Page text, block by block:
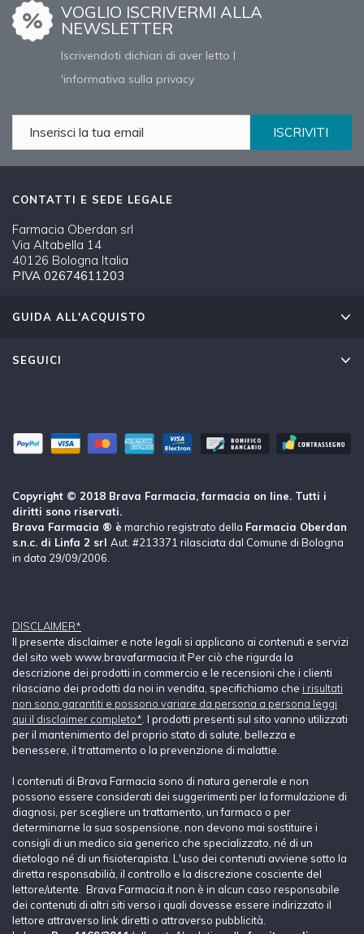
VOGLIO ISCRIVERMI ALLA
NEWSLETTER
Iscrivendoti dichiari di aver letto l
'informativa sulla privacy
ISCRIVITI
CONTATTI E SEDE LEGALE
Farmacia Oberdan srl
Via Altabella 14
40126 Bologna Italia
PIVA 02674611203
GUIDA ALL'ACQUISTO
SEGUICI
Copyright © 2018 Brava Farmacia, farmacia on line. Tutti i
diritti sono riservati.
Brava Farmacia ® è marchio registrato della Farmacia Oberdan
s.n.c. di Linfa 2 srl Aut. #213371 rilasciata dal Comune di Bologna
in data 29/09/2006.
DISCLAIMER*
Il presente disclaimer e note legali si applicano ai contenuti e servizi
del sito web www.bravafarmacia.it Per ciò che rigurda la
descrizione dei prodotti in commercio e le recensioni che i clienti
rilasciano dei prodotti da noi in vendita, specifichiamo che i risultati
non sono garantiti e possono variare da persona a persona leggi
qui il disclaimer completo* . I prodotti presenti sul sito vanno utilizzati
per il mantenimento del proprio stato di salute, bellezza e
benessere, il trattamento o la prevenzione di malattie.
I contenuti di Brava Farmacia sono di natura generale e non
possono essere considerati dei suggerimenti per la formulazione di
diagnosi, per scegliere un trattamento, un farmaco o per
determinarne la sua sospensione, non devono mai sostituire i
consigli di un medico sia generico che specializzato, né di un
dietologo né di un fisioterapista. L'uso dei contenuti avviene sotto la
diretta responsabilià, il controllo e la discrezione cosciente del
lettore/utente. Brava Farmacia.it non è in alcun caso responsabile
dei contenuti di altri siti verso i quali dovesse essere indirizzato il
lettore attraverso link diretti o attraverso pubblicità.